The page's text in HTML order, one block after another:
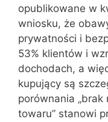
opublikowane w
wniosku, że
prywatności i
53% klientów i
dochodach, a
kupujący są
porównania
towaru” stanowi